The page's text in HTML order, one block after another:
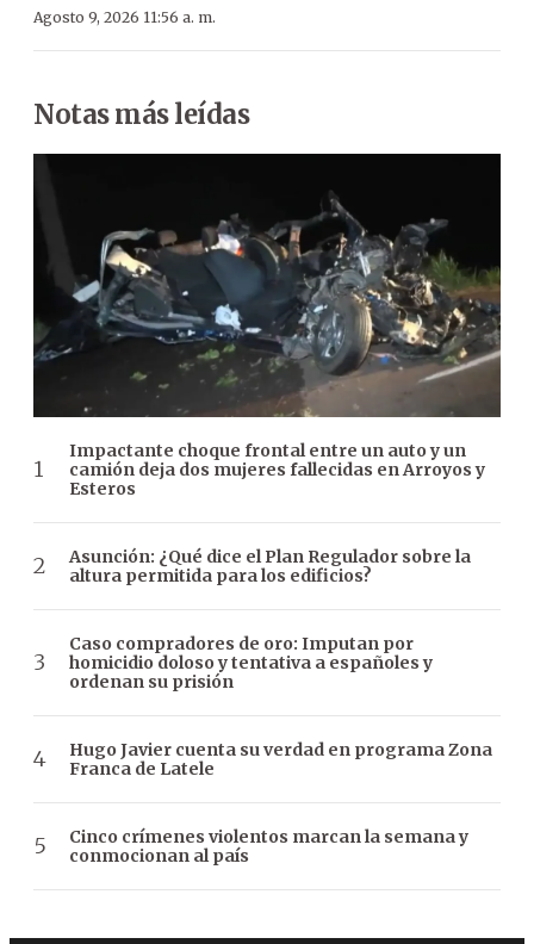
Agosto 9, 2026 11:56 a. m.
Notas más leídas
Impactante choque frontal entre un auto y un
camión deja dos mujeres fallecidas en Arroyos y
Esteros
Asunción: ¿Qué dice el Plan Regulador sobre la
altura permitida para los edificios?
Caso compradores de oro: Imputan por
homicidio doloso y tentativa a españoles y
ordenan su prisión
Hugo Javier cuenta su verdad en programa Zona
Franca de Latele
Cinco crímenes violentos marcan la semana y
conmocionan al país